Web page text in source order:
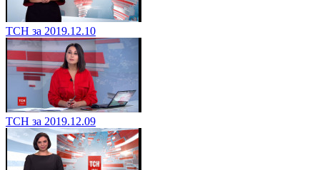
ТСН за 2019.12.10
ТСН за 2019.12.09